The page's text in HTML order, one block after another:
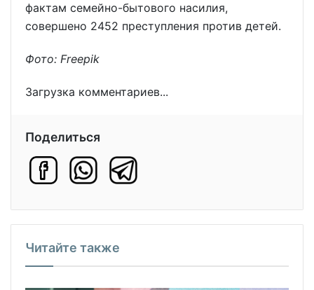
фактам семейно-бытового насилия,
совершено 2452 преступления против детей.
Фото: Freepik
Загрузка комментариев...
Поделиться
Читайте также